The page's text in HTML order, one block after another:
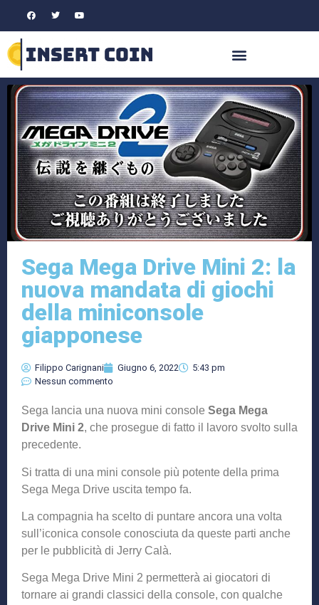
Sega Mega Drive Mini 2: la
nuova mandata di giochi
della miniconsole
giapponese
Filippo Carignani Giugno 6, 2022
5:43 pm
Nessun commento
Sega lancia una nuova mini console Sega Mega
Drive Mini 2, che prosegue di fatto il lavoro svolto sulla
precedente.
Si tratta di una mini console più potente della prima
Sega Mega Drive uscita tempo fa.
La compagnia ha scelto di puntare ancora una volta
sull’iconica console conosciuta da queste parti anche
per le pubblicità di Jerry Calà.
Sega Mega Drive Mini 2 permetterà ai giocatori di
tornare ai grandi classici della console, con qualche